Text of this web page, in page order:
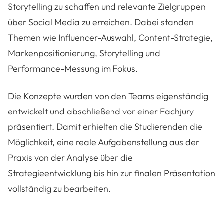
Storytelling zu schaffen und relevante Zielgruppen
über Social Media zu erreichen. Dabei standen
Themen wie Influencer-Auswahl, Content-Strategie,
Markenpositionierung, Storytelling und
Performance-Messung im Fokus.
Die Konzepte wurden von den Teams eigenständig
entwickelt und abschließend vor einer Fachjury
präsentiert. Damit erhielten die Studierenden die
Möglichkeit, eine reale Aufgabenstellung aus der
Praxis von der Analyse über die
Strategieentwicklung bis hin zur finalen Präsentation
vollständig zu bearbeiten.